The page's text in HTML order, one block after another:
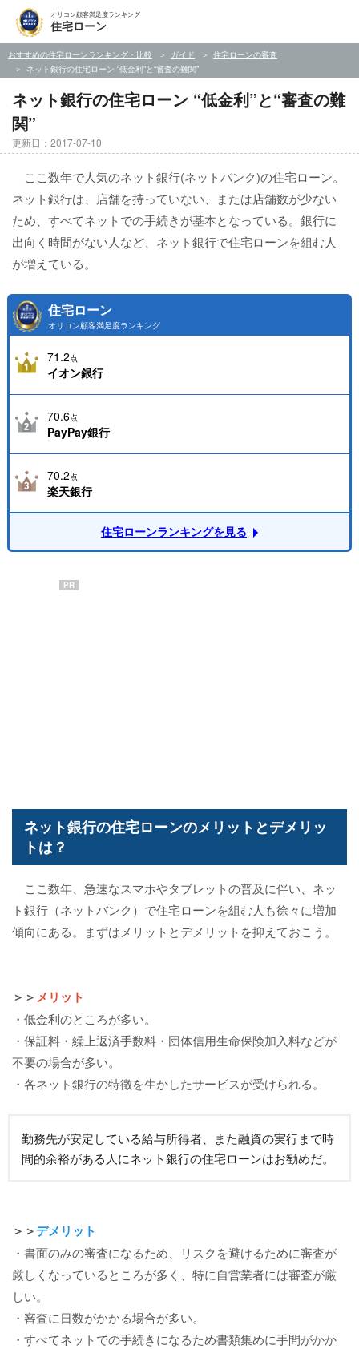
オリコン顧客満足度ランキング
住宅ローン
おすすめの住宅ローンランキング・比較 ガイド
住宅ローンの審査
ネット銀行の住宅ローン “低金利”と“審査の難関”
ネット銀行の住宅ローン “低金利”と“審査の難
関”
更新日：2017-07-10
ここ数年で人気のネット銀行(ネットバンク)の住宅ローン。
ネット銀行は、店舗を持っていない、または店舗数が少ない
ため、すべてネットでの手続きが基本となっている。銀行に
出向く時間がない人など、ネット銀行で住宅ローンを組む人
が増えている。
住宅ローン
オリコン顧客満足度ランキング
71.2点
イオン銀行
70.6点
PayPay銀行
70.2点
楽天銀行
住宅ローンランキングを見る
PR
ネット銀行の住宅ローンのメリットとデメリッ
トは？
ここ数年、急速なスマホやタブレットの普及に伴い、ネッ
ト銀行（ネットバンク）で住宅ローンを組む人も徐々に増加
傾向にある。まずはメリットとデメリットを抑えておこう。
＞＞メリット
・低金利のところが多い。
・保証料・繰上返済手数料・団体信用生命保険加入料などが
不要の場合が多い。
・各ネット銀行の特徴を生かしたサービスが受けられる。
勤務先が安定している給与所得者、また融資の実行まで時
間的余裕がある人にネット銀行の住宅ローンはお勧めだ。
＞＞デメリット
・書面のみの審査になるため、リスクを避けるために審査が
厳しくなっているところが多く、特に自営業者には審査が厳
しい。
・審査に日数がかかる場合が多い。
・すべてネットでの手続きになるため書類集めに手間がかか